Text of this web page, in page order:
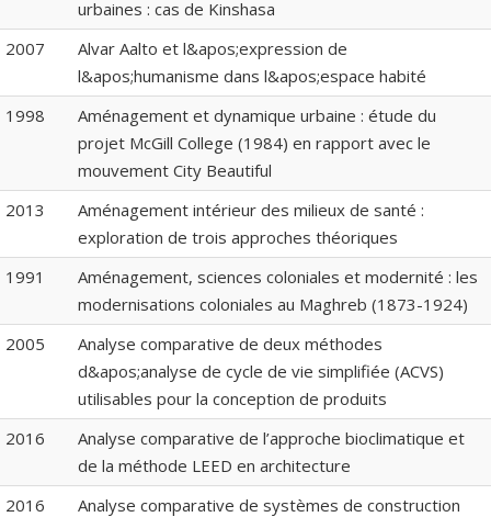
urbaines : cas de Kinshasa
2007
Alvar Aalto et l&apos;expression de
l&apos;humanisme dans l&apos;espace habité
1998
Aménagement et dynamique urbaine : étude du
projet McGill College (1984) en rapport avec le
mouvement City Beautiful
2013
Aménagement intérieur des milieux de santé :
exploration de trois approches théoriques
1991
Aménagement, sciences coloniales et modernité : les
modernisations coloniales au Maghreb (1873-1924)
2005
Analyse comparative de deux méthodes
d&apos;analyse de cycle de vie simplifiée (ACVS)
utilisables pour la conception de produits
2016
Analyse comparative de l’approche bioclimatique et
de la méthode LEED en architecture
2016
Analyse comparative de systèmes de construction